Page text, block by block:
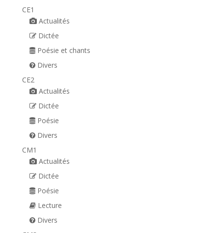
CE1
Actualités
Dictée
Poésie et chants
Divers
CE2
Actualités
Dictée
Poésie
Divers
CM1
Actualités
Dictée
Poésie
Lecture
Divers